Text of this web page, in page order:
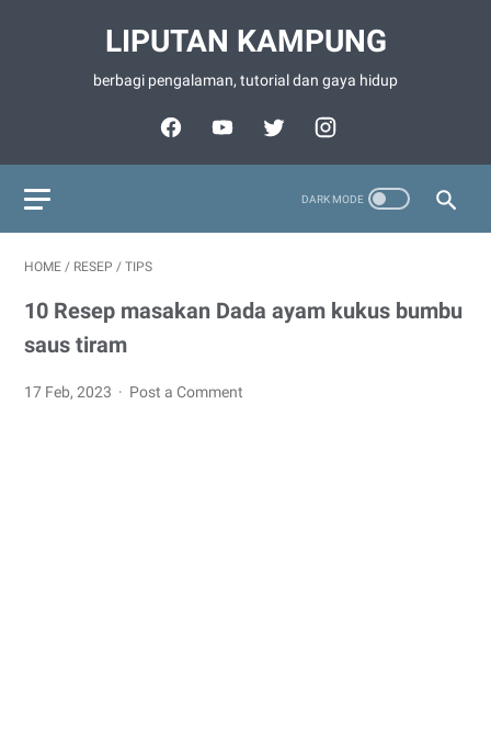
LIPUTAN KAMPUNG
berbagi pengalaman, tutorial dan gaya hidup
HOME / RESEP / TIPS
10 Resep masakan Dada ayam kukus bumbu
saus tiram
17 Feb, 2023 Post a Comment